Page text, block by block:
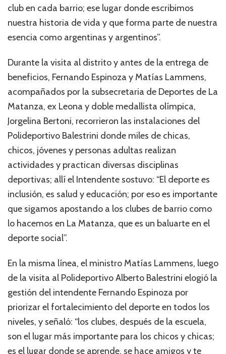
club en cada barrio; ese lugar donde escribimos
nuestra historia de vida y que forma parte de nuestra
esencia como argentinas y argentinos”.
Durante la visita al distrito y antes de la entrega de
beneficios, Fernando Espinoza y Matías Lammens,
acompañados por la subsecretaria de Deportes de La
Matanza, ex Leona y doble medallista olímpica,
Jorgelina Bertoni, recorrieron las instalaciones del
Polideportivo Balestrini donde miles de chicas,
chicos, jóvenes y personas adultas realizan
actividades y practican diversas disciplinas
deportivas; allí el Intendente sostuvo: “El deporte es
inclusión, es salud y educación; por eso es importante
que sigamos apostando a los clubes de barrio como
lo hacemos en La Matanza, que es un baluarte en el
deporte social”.
En la misma línea, el ministro Matías Lammens, luego
de la visita al Polideportivo Alberto Balestrini elogió la
gestión del intendente Fernando Espinoza por
priorizar el fortalecimiento del deporte en todos los
niveles, y señaló: “los clubes, después de la escuela,
son el lugar más importante para los chicos y chicas;
es el lugar donde se aprende, se hace amigos y te